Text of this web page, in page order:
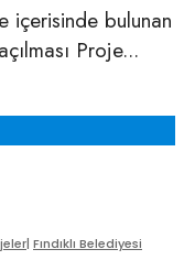
içerisinde bulunan
Proje...
| Fındıklı Belediyesi